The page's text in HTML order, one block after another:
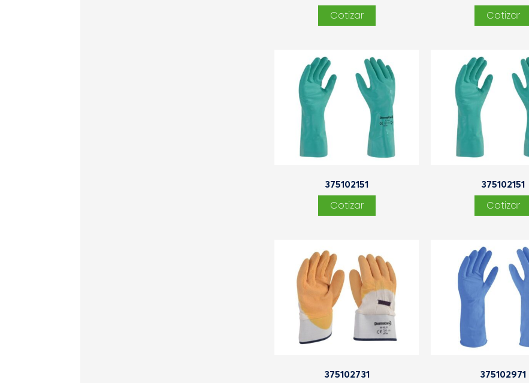
375102151 375102151
375102731 375102971